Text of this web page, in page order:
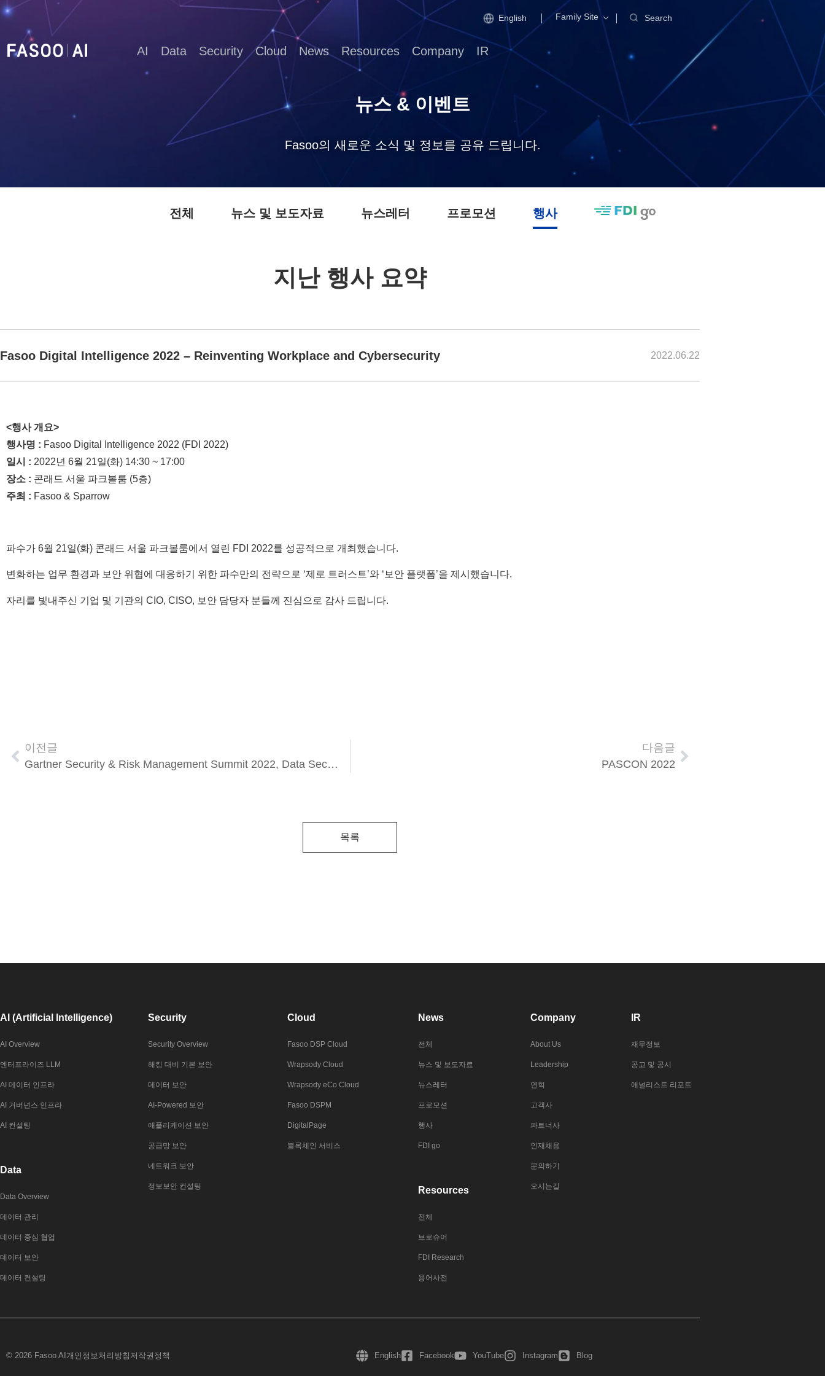
English Family Site Search
AI Data Security Cloud News Resources Company IR
뉴스 & 이벤트
Fasoo의 새로운 소식 및 정보를 공유 드립니다.
전체 뉴스 및 보도자료 뉴스레터 프로모션 행사
지난 행사 요약
Fasoo Digital Intelligence 2022 – Reinventing Workplace and Cybersecurity 2022.06.22
<행사 개요>
행사명 : Fasoo Digital Intelligence 2022 (FDI 2022)
일시 : 2022년 6월 21일(화) 14:30 ~ 17:00
장소 : 콘래드 서울 파크볼룸 (5층)
주최 : Fasoo & Sparrow
파수가 6월 21일(화) 콘래드 서울 파크볼룸에서 열린 FDI 2022를 성공적으로 개최했습니다.
변화하는 업무 환경과 보안 위협에 대응하기 위한 파수만의 전략으로 ‘제로 트러스트’와 ‘보안 플랫폼’을 제시했습니다.
자리를 빛내주신 기업 및 기관의 CIO, CISO, 보안 담당자 분들께 진심으로 감사 드립니다.
이전글
Gartner Security & Risk Management Summit 2022, Data Security Platform 전략
다음글
PASCON 2022
목록
AI (Artificial Intelligence)
AI Overview
엔터프라이즈 LLM
AI 데이터 인프라
AI 거버넌스 인프라
AI 컨설팅
Data
Data Overview
데이터 관리
데이터 중심 협업
데이터 보안
데이터 컨설팅
Security
Security Overview
해킹 대비 기본 보안
데이터 보안
AI-Powered 보안
애플리케이션 보안
공급망 보안
네트워크 보안
정보보안 컨설팅
Cloud
Fasoo DSP Cloud
Wrapsody Cloud
Wrapsody eCo Cloud
Fasoo DSPM
DigitalPage
블록체인 서비스
News
전체
뉴스 및 보도자료
뉴스레터
프로모션
행사
FDI go
Resources
전체
브로슈어
FDI Research
용어사전
Company
About Us
Leadership
연혁
고객사
파트너사
인재채용
문의하기
오시는길
IR
재무정보
공고 및 공시
애널리스트 리포트
© 2026 Fasoo AI 개인정보처리방침 저작권정책 English Facebook YouTube Instagram Blog